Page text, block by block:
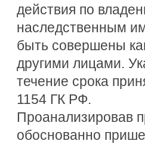
действия по
наследственным
быть совершены
другими лицами.
течение срока
1154 ГК РФ.
Проанализировав
обоснованно